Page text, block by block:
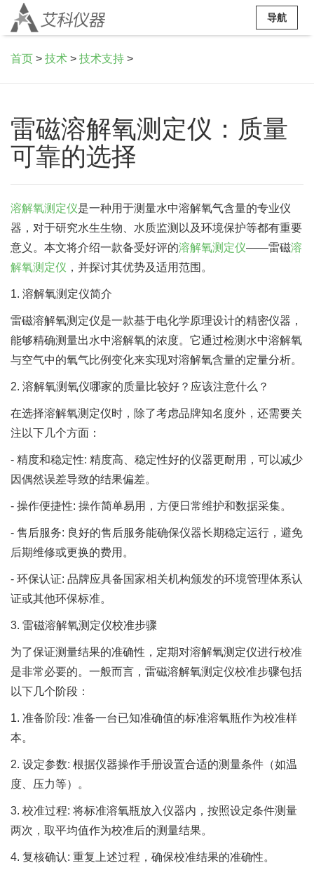
导航
首页 > 技术 > 技术支持 >
雷磁溶解氧测定仪：质量
可靠的选择
溶解氧测定仪是一种用于测量水中溶解氧气含量的专业仪
器，对于研究水生生物、水质监测以及环境保护等都有重要
意义。本文将介绍一款备受好评的溶解氧测定仪——雷磁溶
解氧测定仪 ，并探讨其优势及适用范围。
1. 溶解氧测定仪简介
雷磁溶解氧测定仪是一款基于电化学原理设计的精密仪器，
能够精确测量出水中溶解氧的浓度。它通过检测水中溶解氧
与空气中的氧气比例变化来实现对溶解氧含量的定量分析。
2. 溶解氧测氧仪哪家的质量比较好？应该注意什么？
在选择溶解氧测定仪时，除了考虑品牌知名度外，还需要关
注以下几个方面：
- 精度和稳定性: 精度高、稳定性好的仪器更耐用，可以减少
因偶然误差导致的结果偏差。
- 操作便捷性: 操作简单易用，方便日常维护和数据采集。
- 售后服务: 良好的售后服务能确保仪器长期稳定运行，避免
后期维修或更换的费用。
- 环保认证: 品牌应具备国家相关机构颁发的环境管理体系认
证或其他环保标准。
3. 雷磁溶解氧测定仪校准步骤
为了保证测量结果的准确性，定期对溶解氧测定仪进行校准
是非常必要的。一般而言，雷磁溶解氧测定仪校准步骤包括
以下几个阶段：
1. 准备阶段: 准备一台已知准确值的标准溶氧瓶作为校准样
本。
2. 设定参数: 根据仪器操作手册设置合适的测量条件（如温
度、压力等）。
3. 校准过程: 将标准溶氧瓶放入仪器内，按照设定条件测量
两次，取平均值作为校准后的测量结果。
4. 复核确认: 重复上述过程，确保校准结果的准确性。